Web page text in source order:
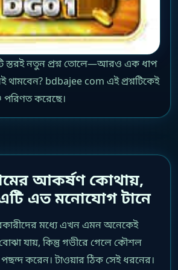
স্তরই নতুন প্রশ্ন তোলে—আরও এক ধাপ
থামবেন? bdbajee com এই প্রশ্নটিকেই
পরিণত করেছে।
আকর্ষণ কোথায়,
এত মনোযোগ টানে
মধ্যে এখন এমন অনেকেই
যায়, কিন্তু গভীরে গেলে কৌশল
করেন। টাওয়ার ঠিক সেই ধরনের।